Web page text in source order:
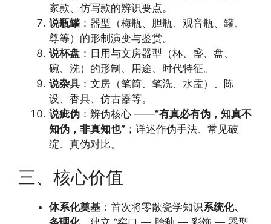
家款、仿写款的辨识要点。
说瓶罐：器型（梅瓶、胆瓶、观音瓶、罐、
尊等）的形制演变与鉴赏。
说杯盘 ：日用与文房器型（杯、盏、盘、
碗、洗）的形制、用途、时代特征。
说杂具 ：文房（笔筒、笔洗、水盂）、陈
设、香具、仿古器等。
说疵伪 ：辨伪核心 ——“有真必有伪，知真不
知伪，非真知也” ；详述作伪手法、常见破
绽、真伪对比。
三、核心价值
体系化奠基 ：首次将零散瓷学知识系统化、